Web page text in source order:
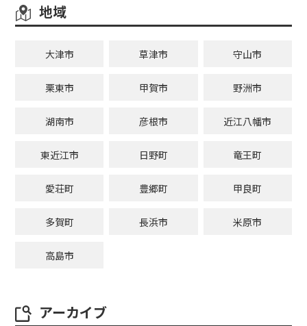
地域
大津市 草津市 守山市
栗東市 甲賀市 野洲市
湖南市 彦根市 近江八幡市
東近江市 日野町 竜王町
愛荘町 豊郷町 甲良町
多賀町 長浜市 米原市
高島市
アーカイブ